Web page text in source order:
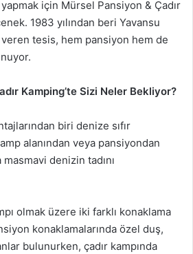
için Mürsel Pansiyon & Çadır
1983 yılından beri Yavansu
tesis, hem pansiyon hem de
Kamping’te Sizi Neler Bekliyor?
biri denize sıfır
alanından veya pansiyondan
denizin tadını
olmak üzere iki farklı konaklama
konaklamalarında özel duş,
bulunurken, çadır kampında